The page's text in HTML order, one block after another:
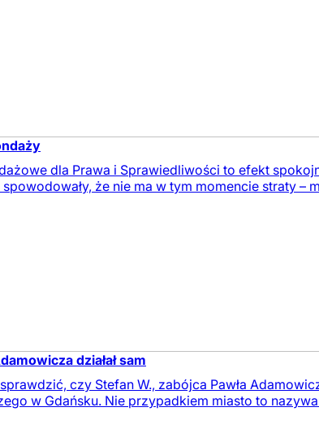
dla Prawa i Sprawiedliwości to efekt
że nie ma w tym momencie straty –
działał sam
czy Stefan W., zabójca Pawła
w Gdańsku. Nie przypadkiem miasto to